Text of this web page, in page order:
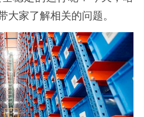
大家了解相关的问题。